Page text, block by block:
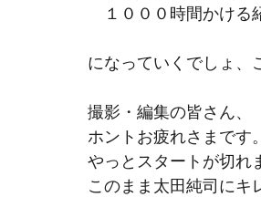
１０００時間かける
になっていくでしょ、
撮影・編集の皆さん、
ホントお疲れさまです。
やっとスタートが切れ
このまま太田純司にキ